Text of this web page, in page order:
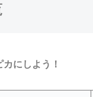
カにしよう！